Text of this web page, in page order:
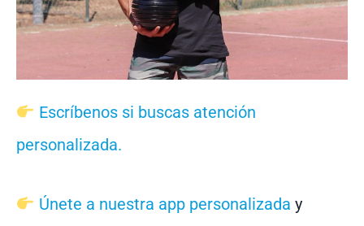
Escríbenos si buscas atención
personalizada.
Únete a nuestra app personalizada y